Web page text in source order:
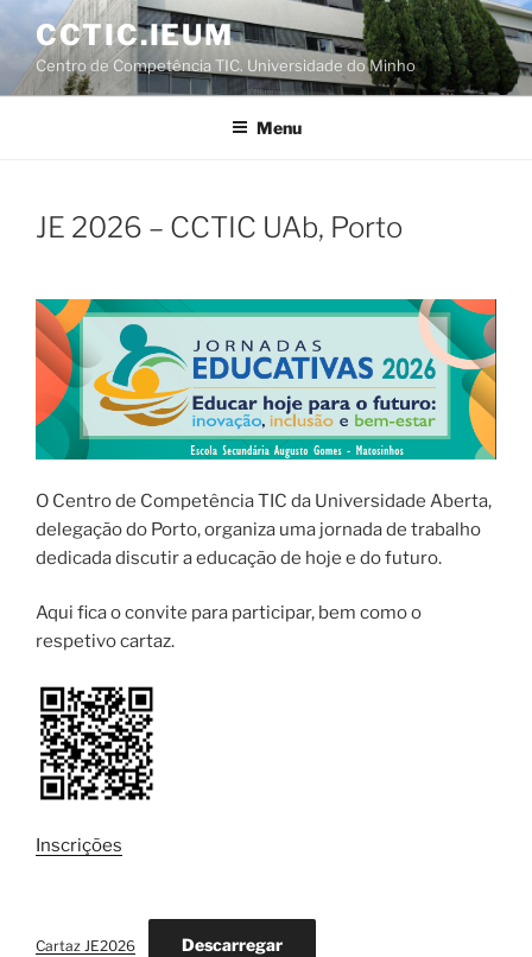
Saltar
conteúdo
CCTIC.IEUM
Centro de Competência TIC. Universidade do Minho
Menu
JE 2026 – CCTIC UAb, Porto
O Centro de Competência TIC da Universidade Aberta,
delegação do Porto, organiza uma jornada de trabalho
dedicada discutir a educação de hoje e do futuro.
Aqui fica o convite para participar, bem como o
respetivo cartaz.
Inscrições
Cartaz JE2026 Descarregar